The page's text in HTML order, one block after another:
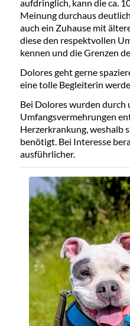
aufdringlich, kann die ca.
Meinung durchaus
auch ein Zuhause mit
diese den respektvollen
kennen und die Grenzen
Dolores geht gerne
eine tolle Begleiterin
Bei Dolores wurden durch
Umfangsvermehrungen
Herzerkrankung, weshalb
benötigt. Bei Interesse
ausführlicher.